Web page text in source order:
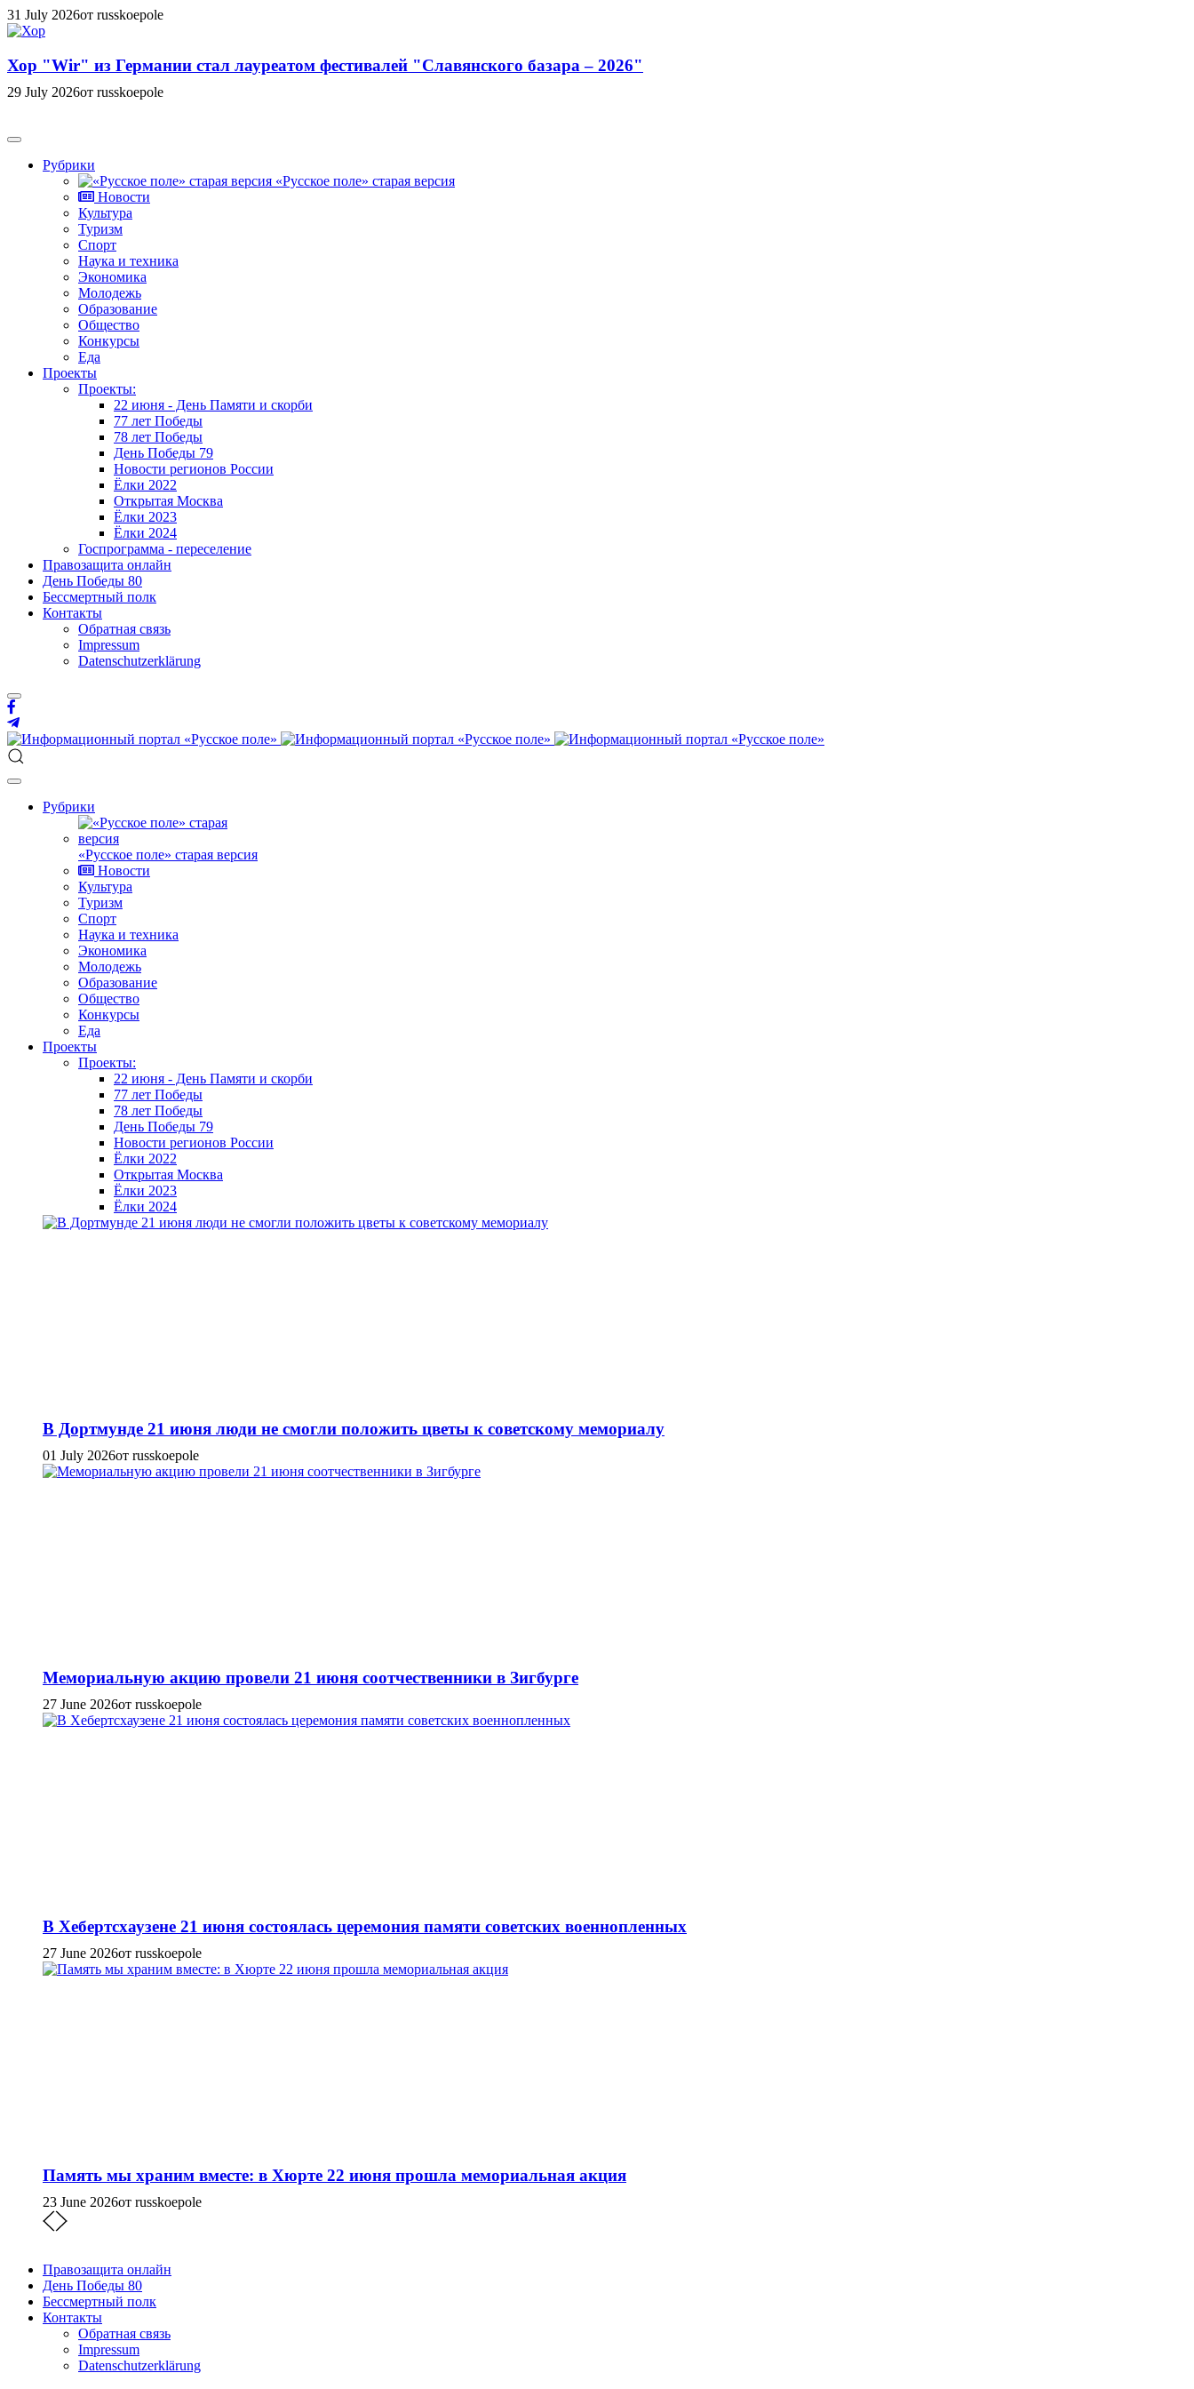
31 July 2026от russkoepole
Хор "Wir" из Германии стал лауреатом фестивалей "Славянского базара – 2026"
29 July 2026от russkoepole
Рубрики
«Русское поле» старая версия
Новости
Культура
Туризм
Спорт
Наука и техника
Экономика
Молодежь
Образование
Общество
Конкурсы
Еда
Проекты
Проекты:
22 июня - День Памяти и скорби
77 лет Победы
78 лет Победы
День Победы 79
Новости регионов России
Ёлки 2022
Открытая Москва
Ёлки 2023
Ёлки 2024
Госпрограмма - переселение
Правозащита онлайн
День Победы 80
Бессмертный полк
Контакты
Обратная связь
Impressum
Datenschutzerklärung
Рубрики
«Русское поле» старая версия
Новости
Культура
Туризм
Спорт
Наука и техника
Экономика
Молодежь
Образование
Общество
Конкурсы
Еда
Проекты
Проекты:
22 июня - День Памяти и скорби
77 лет Победы
78 лет Победы
День Победы 79
Новости регионов России
Ёлки 2022
Открытая Москва
Ёлки 2023
Ёлки 2024
В Дортмунде 21 июня люди не смогли положить цветы к советскому мемориалу
01 July 2026от russkoepole
Мемориальную акцию провели 21 июня соотчественники в Зигбурге
27 June 2026от russkoepole
В Хебертсхаузене 21 июня состоялась церемония памяти советских военнопленных
27 June 2026от russkoepole
Память мы храним вместе: в Хюрте 22 июня прошла мемориальная акция
23 June 2026от russkoepole
Правозащита онлайн
День Победы 80
Бессмертный полк
Контакты
Обратная связь
Impressum
Datenschutzerklärung